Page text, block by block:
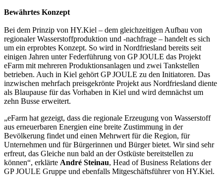
Bewährtes Konzept
Bei dem Prinzip von HY.Kiel – dem gleichzeitigen Aufbau von
regionaler Wasserstoffproduktion und -nachfrage – handelt es sich
um ein erprobtes Konzept. So wird in Nordfriesland bereits seit
einigen Jahren unter Federführung von GP JOULE das Projekt
eFarm mit mehreren Produktionsanlagen und zwei Tankstellen
betrieben. Auch in Kiel gehört GP JOULE zu den Initiatoren. Das
inzwischen mehrfach preisgekrönte Projekt aus Nordfriesland diente
als Blaupause für das Vorhaben in Kiel und wird demnächst um
zehn Busse erweitert.
„eFarm hat gezeigt, dass die regionale Erzeugung von Wasserstoff
aus erneuerbaren Energien eine breite Zustimmung in der
Bevölkerung findet und einen Mehrwert für die Region, für
Unternehmen und für Bürgerinnen und Bürger bietet. Wir sind sehr
erfreut, das Gleiche nun bald an der Ostküste bereitstellen zu
können“, erklärte André Steinau, Head of Business Relations der
GP JOULE Gruppe und ebenfalls Mitgeschäftsführer von HY.Kiel.